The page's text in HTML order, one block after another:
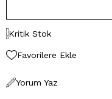
Kritik Stok
Favorilere Ekle
Yorum Yaz